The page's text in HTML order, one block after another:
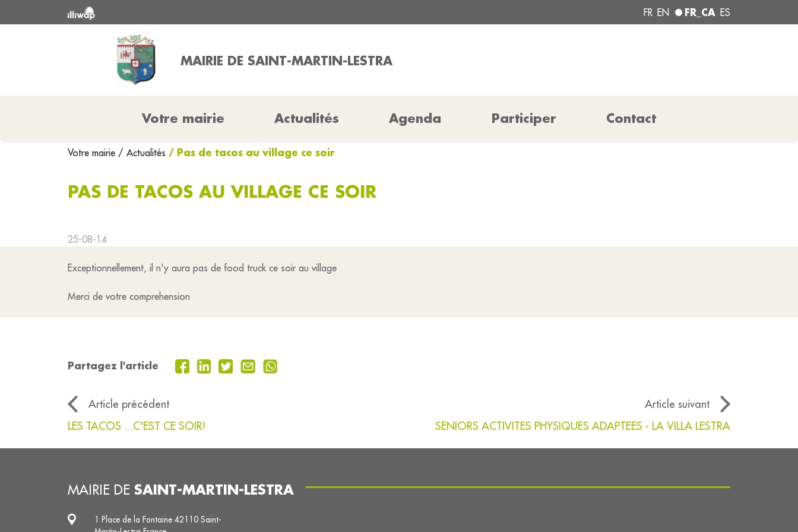
FR EN FR_CA ES
MAIRIE DE SAINT-MARTIN-LESTRA
Votre mairie Actualités Agenda Participer Contact
Votre mairie / Actualités / Pas de tacos au village ce soir
PAS DE TACOS AU VILLAGE CE SOIR
25-08-14
Exceptionnellement, il n'y aura pas de food truck ce soir au village
Merci de votre comprehension
Partagez l'article
Article précédent
Article suivant
LES TACOS ...C'EST CE SOIR!
SENIORS ACTIVITES PHYSIQUES ADAPTEES - LA VILLA LESTRA
MAIRIE DE SAINT-MARTIN-LESTRA
1 Place de la Fontaine 42110 Saint-